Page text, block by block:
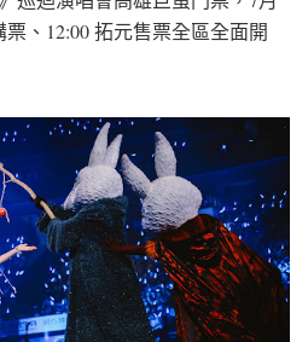
票、12:00 拓元售票全區全面開